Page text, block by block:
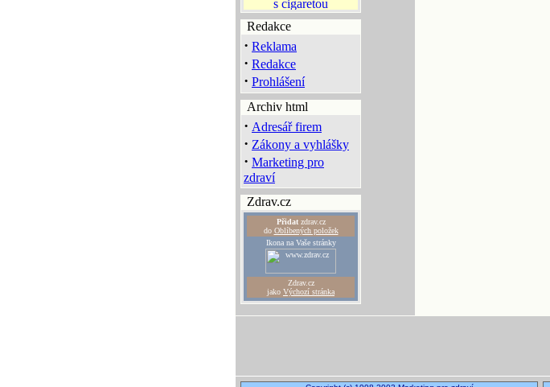
Redakce
· Reklama
· Redakce
· Prohlášení
Archiv html
· Adresář firem
· Zákony a vyhlášky
· Marketing pro
zdraví
Zdrav.cz
Přidatzdrav.cz
do Oblíbených položek
Ikona na Vaše stránky
Zdrav.cz
jako Výchozí stránka